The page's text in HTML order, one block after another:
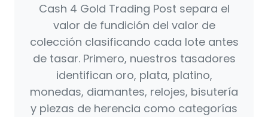
Cash 4 Gold Trading Post separa el
valor de fundición del valor de
colección clasificando cada lote antes
de tasar. Primero, nuestros tasadores
identifican oro, plata, platino,
monedas, diamantes, relojes, bisutería
y piezas de herencia como categorías